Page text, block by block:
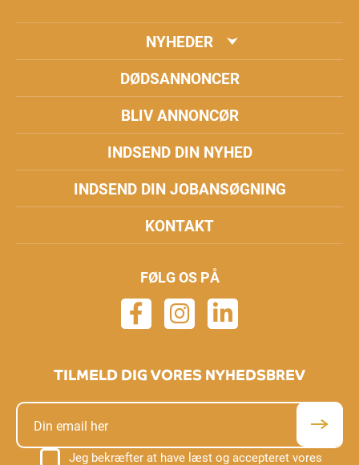
NYHEDER
DØDSANNONCER
BLIV ANNONCØR
INDSEND DIN NYHED
INDSEND DIN JOBANSØGNING
KONTAKT
FØLG OS PÅ
TILMELD DIG VORES NYHEDSBREV
Jeg bekræfter at have læst og accepteret vores